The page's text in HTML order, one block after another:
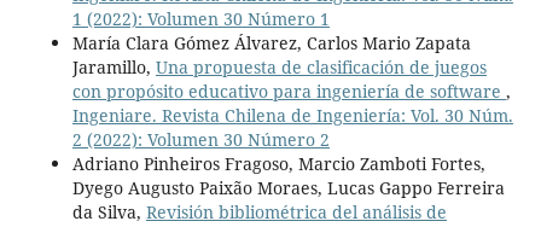
1 (2022): Volumen 30 Número 1
María Clara Gómez Álvarez, Carlos Mario Zapata
Jaramillo, Una propuesta de clasificación de juegos
con propósito educativo para ingeniería de software ,
Ingeniare. Revista Chilena de Ingeniería: Vol. 30 Núm.
2 (2022): Volumen 30 Número 2
Adriano Pinheiros Fragoso, Marcio Zamboti Fortes,
Dyego Augusto Paixão Moraes, Lucas Gappo Ferreira
da Silva, Revisión bibliométrica del análisis de